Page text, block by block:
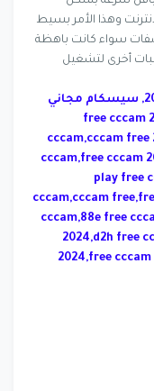
وهذا الأمر بسيط
سواء كانت باهظة
أخرى لتشغيل
new cccam, سيرفر سيسكام مجاني 2024, سيسكام مجاني
2024, free
cccam,cccam
cccam,free cccam
play free
cccam,cccam
cccam,88e free
2024,d2h free
2024,free